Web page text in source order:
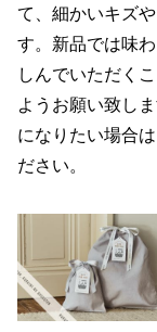
て、細かいキズ
す。新品では味
しんでいただく
ようお願い致し
になりたい場合
ださい。